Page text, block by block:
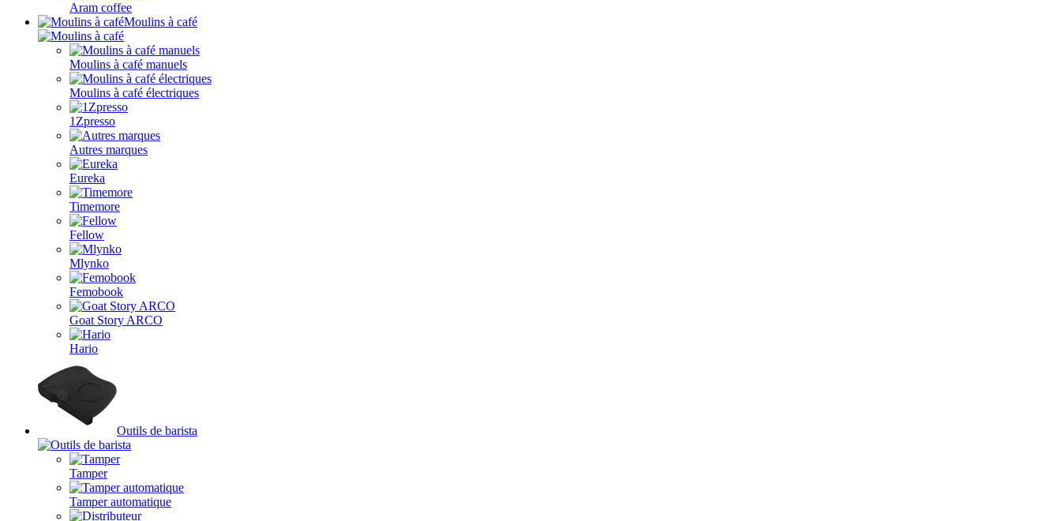
Aram coffee
Moulins à café
Moulins à café manuels
Moulins à café électriques
1Zpresso
Autres marques
Eureka
Timemore
Fellow
Mlynko
Femobook
Goat Story ARCO
Hario
Outils de barista
Tamper
Tamper automatique